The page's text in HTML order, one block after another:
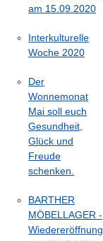
am 15.09.2020
Interkulturelle
Woche 2020
Der
Wonnemonat
Mai soll euch
Gesundheit,
Glück und
Freude
schenken.
BARTHER
MÖBELLAGER -
Wiedereröffnung